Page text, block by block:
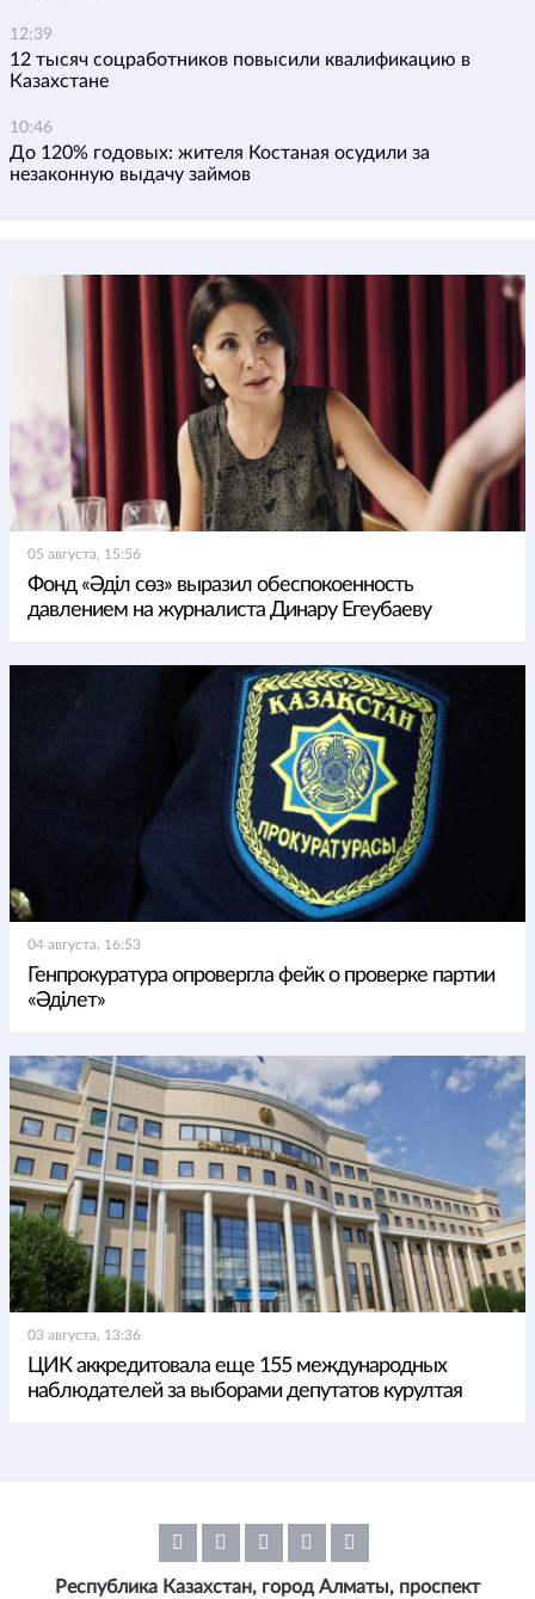
12:39
12 тысяч соцработников повысили квалификацию в
Казахстане
10:46
До 120% годовых: жителя Костаная осудили за
незаконную выдачу займов
05 августа, 15:56
Фонд «Әділ сөз» выразил обеспокоенность
давлением на журналиста Динару Егеубаеву
04 августа, 16:53
Генпрокуратура опровергла фейк о проверке партии
«Әділет»
03 августа, 13:36
ЦИК аккредитовала еще 155 международных
наблюдателей за выборами депутатов курултая
Республика Казахстан, город Алматы, проспект